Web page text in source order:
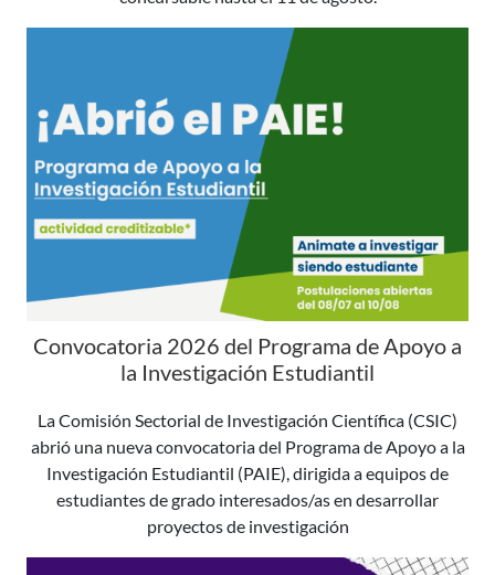
Convocatoria 2026 del Programa de Apoyo a
la Investigación Estudiantil
La Comisión Sectorial de Investigación Científica (CSIC)
abrió una nueva convocatoria del Programa de Apoyo a la
Investigación Estudiantil (PAIE), dirigida a equipos de
estudiantes de grado interesados/as en desarrollar
proyectos de investigación